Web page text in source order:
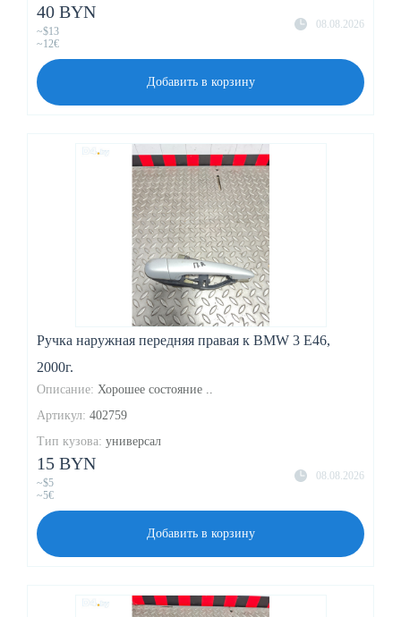
08.08.2026
40 BYN
~$13
~12€
Добавить в корзину
Ручка наружная передняя правая к BMW 3 E46,
2000г.
Описание: Хорошее состояние ..
Артикул: 402759
Тип кузова: универсал
08.08.2026
15 BYN
~$5
~5€
Добавить в корзину